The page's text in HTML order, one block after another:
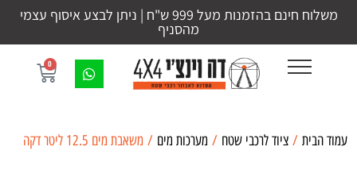
משלוח חינם בהזמנות מעל 999 ש"ח | ניתן לבצע איסוף עצמי
מהסניף
0
עמוד הבית / ציוד לרכבי שטח / מערכות מים / משאבת מים 12.5 ליטר דקה